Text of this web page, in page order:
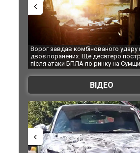
Ворог завдав комбінованого удару
двоє поранених. Ще десятеро
після атаки БПЛА по ринку на
ВІДЕО